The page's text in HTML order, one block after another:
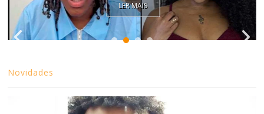
LER MAIS
Novidades